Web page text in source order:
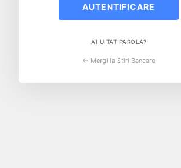
AI UITAT PAROLA?
← Mergi la Stiri Bancare